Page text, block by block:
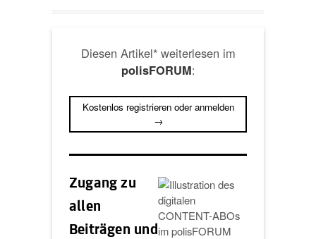
Diesen Artikel* weiterlesen im
polisFORUM:
Kostenlos registrieren oder anmelden
→
Zugang zu
allen
Beiträgen und